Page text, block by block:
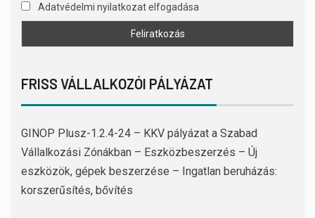
Adatvédelmi nyilatkozat elfogadása
FRISS VÁLLALKOZÓI PÁLYÁZAT
GINOP Plusz-1.2.4-24 – KKV pályázat a Szabad
Vállalkozási Zónákban – Eszközbeszerzés – Új
eszközök, gépek beszerzése – Ingatlan beruházás:
korszerűsítés, bővítés